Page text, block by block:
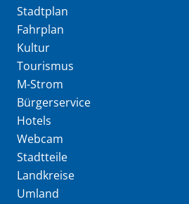
Stadtplan
Fahrplan
Kultur
Tourismus
M-Strom
Bürgerservice
Hotels
Webcam
Stadtteile
Landkreise
Umland